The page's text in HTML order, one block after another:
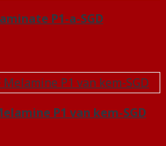
P1-a-SGD
P1 van kem-SGD